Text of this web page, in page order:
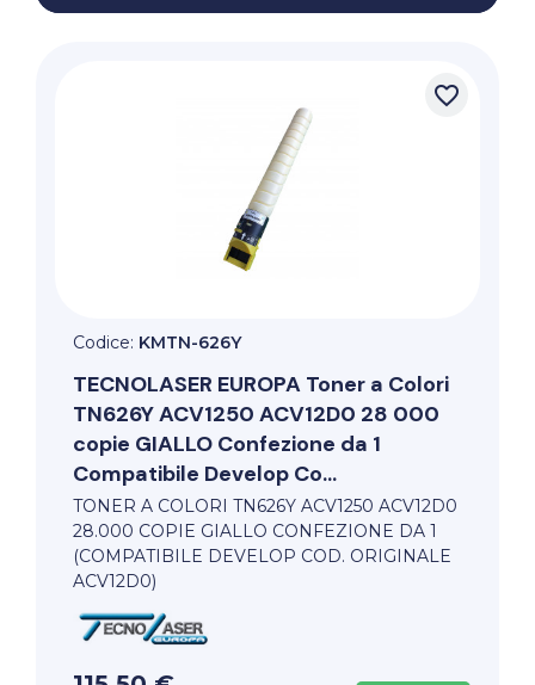
favorite_border
Codice: KMTN-626Y
TECNOLASER EUROPA Toner a Colori
TN626Y ACV1250 ACV12D0 28 000
copie GIALLO Confezione da 1
Compatibile Develop Co...
TONER A COLORI TN626Y ACV1250 ACV12D0
28.000 COPIE GIALLO CONFEZIONE DA 1
(COMPATIBILE DEVELOP COD. ORIGINALE
ACV12D0)